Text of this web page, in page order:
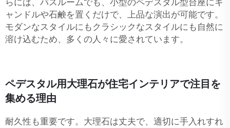
らには、バスルームでも、小型のペデスタル型台座にキ
ャンドルや石鹸を置くだけで、上品な演出が可能です。
モダンなスタイルにもクラシックなスタイルにも自然に
溶け込むため、多くの人々に愛されています。
ペデスタル用大理石が住宅インテリアで注目を
集める理由
耐久性も重要です。大理石は丈夫で、適切に手入れすれ